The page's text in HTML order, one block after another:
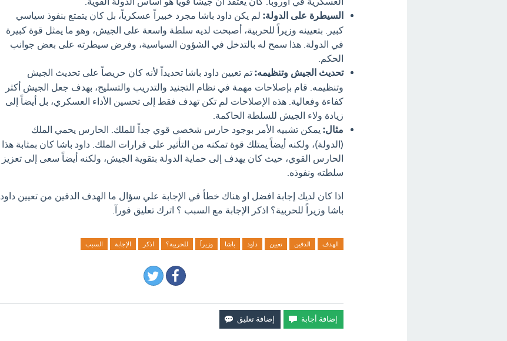
السيطرة على الدولة: لم يكن داود باشا مجرد خبيراً عسكرياً، بل كان يتمتع بنفوذ سياسي
كبير. بتعيينه وزيراً للحربية، أصبحت لديه سلطة واسعة على الجيش، وهو ما يمثل قوة كبيرة
في الدولة. هذا سمح له بالتدخل في الشؤون السياسية، وفرض سيطرته على بعض جوانب
الحكم.
تحديث الجيش وتنظيمه: تم تعيين داود باشا تحديداً لأنه كان حريصاً على تحديث الجيش
وتنظيمه. قام بإصلاحات مهمة في نظام التجنيد والتدريب والتسليح، بهدف جعل الجيش أكثر
كفاءة وفعالية. هذه الإصلاحات لم تكن تهدف فقط إلى تحسين الأداء العسكري، بل أيضاً إلى
زيادة ولاء الجيش للسلطة الحاكمة.
مثال: يمكن تشبيه الأمر بوجود حارس شخصي قوي جداً للملك. الحارس يحمي الملك
(الدولة)، ولكنه أيضاً يمتلك قوة تمكنه من التأثير على قرارات الملك. داود باشا كان بمثابة هذا
الحارس القوي، حيث كان يهدف إلى حماية الدولة بتقوية الجيش، ولكنه أيضاً سعى إلى تعزيز
سلطته ونفوذه.
اذا كان لديك إجابة افضل او هناك خطأ في الإجابة علي سؤال ما الهدف الدفين من تعيين داود
باشا وزيراً للحربية؟ اذكر الإجابة مع السبب ؟ اترك تعليق فورآ.
الهدف الدفين تعيين داود باشا وزيراً للحربية؟ اذكر الإجابة السبب